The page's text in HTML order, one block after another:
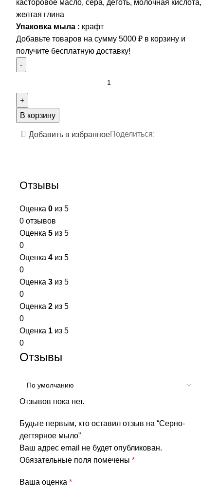
касторовое масло, сера, деготь, молочная кислота,
желтая глина
Упаковка мыла : крафт
Добавьте товаров на сумму 5000 ₽в корзину и
получите бесплатную доставку!
В корзину
Добавить в избранноеПоделиться:
Отзывы
Оценка 0 из 5
0 отзывов
Оценка 5 из 5
0
Оценка 4 из 5
0
Оценка 3 из 5
0
Оценка 2 из 5
0
Оценка 1 из 5
0
Отзывы
Отзывов пока нет.
Будьте первым, кто оставил отзыв на “Серно-
дегтярное мыло”
Ваш адрес email не будет опубликован.
Обязательные поля помечены *
Ваша оценка *